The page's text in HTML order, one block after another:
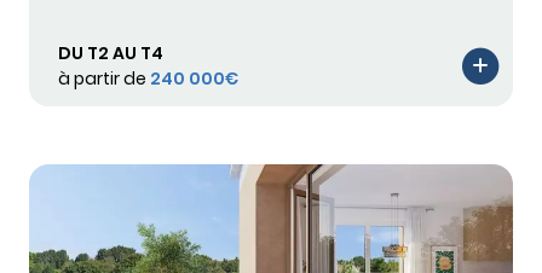
DU T2 AU T4
à partir de 240 000€